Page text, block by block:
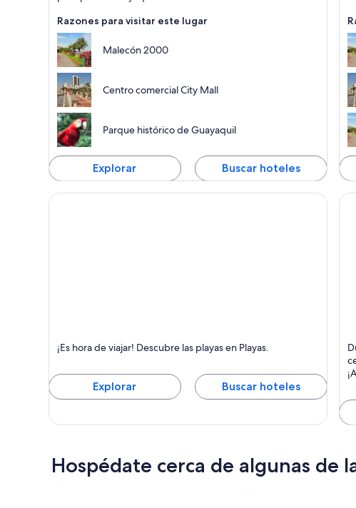
Razones para visitar este lugar
Malecón 2000
Centro comercial City Mall
Parque histórico de Guayaquil
Explorar Buscar hoteles
Destaca por Playas
¡Es hora de viajar! Descubre las playas en Playas.
Explorar Buscar hoteles
Hospédate cerca de algunas de